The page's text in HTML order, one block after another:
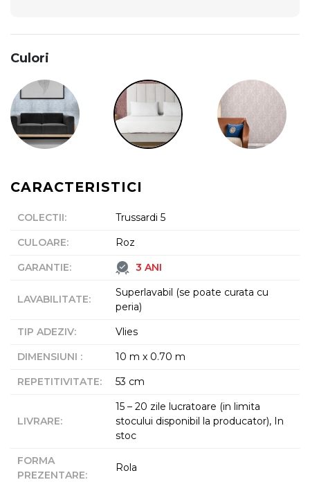
Culori
CARACTERISTICI
COLECTII:
Trussardi 5
CULOARE:
Roz
GARANTIE: 3 ANI
LAVABILITATE:
Superlavabil (se poate curata cu
peria)
TIP ADEZIV:
Vlies
DIMENSIUNI :
10 m x 0.70 m
REPETITIVITATE: 53 cm
LIVRARE:
15 – 20 zile lucratoare (in limita
stocului disponibil la producator), In
stoc
FORMA
PREZENTARE:
Rola